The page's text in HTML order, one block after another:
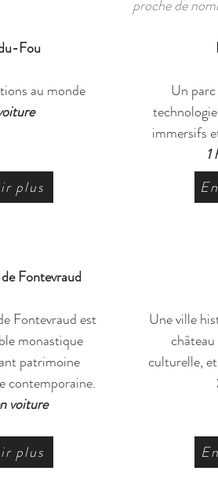
proche de
Fou
au monde
plus
Fontevraud
Fontevraud est
monastique
patrimoine
contemporaine.
voiture
plus
Un
immersifs
Une ville
château
culturelle,